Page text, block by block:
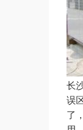
长
误
了